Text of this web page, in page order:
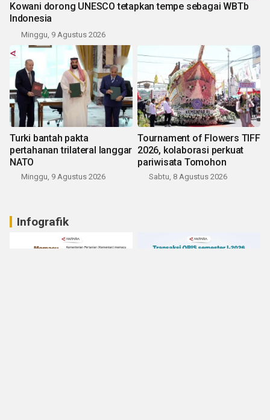
Kowani dorong UNESCO tetapkan tempe sebagai WBTb
Indonesia
Minggu, 9 Agustus 2026
Turki bantah pakta
pertahanan trilateral langgar
NATO
Minggu, 9 Agustus 2026
Tournament of Flowers TIFF
2026, kolaborasi perkuat
pariwisata Tomohon
Sabtu, 8 Agustus 2026
Infografik